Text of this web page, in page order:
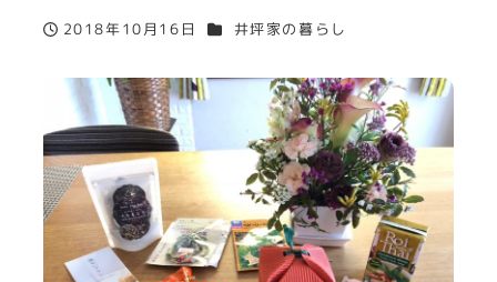
投稿日
2018年10月16日 カテゴリー
井坪家の暮らし